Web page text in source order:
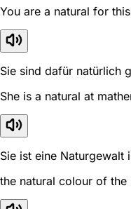
You are a natural for
Sie sind dafür natürlich
She is a natural at
Sie ist eine Naturgewalt
the natural colour of the